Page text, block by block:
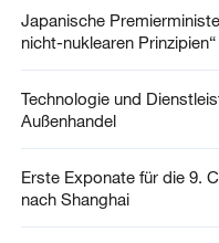
Japanische
nicht-nuklearen Prinzipien“
Technologie und
Außenhandel
Erste Exponate für die 9.
nach Shanghai